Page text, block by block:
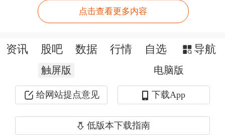
仍可保持积极。
强调要“高质量完成‘十四五’规划目标任
础”。景顺长城基金则指出，具体值得
关注的点还包括会议提出要以科技创新
点击查看更多内容
资讯 股吧 数据 行情 自选 导航
触屏版 电脑版
给网站提点意见 下载App
低版本下载指南